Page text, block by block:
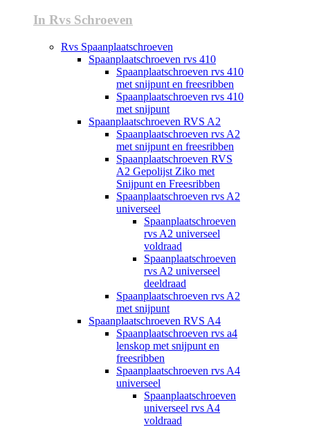
In Rvs Schroeven
Rvs Spaanplaatschroeven
Spaanplaatschroeven rvs 410
Spaanplaatschroeven rvs 410
met snijpunt en freesribben
Spaanplaatschroeven rvs 410
met snijpunt
Spaanplaatschroeven RVS A2
Spaanplaatschroeven rvs A2
met snijpunt en freesribben
Spaanplaatschroeven RVS
A2 Gepolijst Ziko met
Snijpunt en Freesribben
Spaanplaatschroeven rvs A2
universeel
Spaanplaatschroeven
rvs A2 universeel
voldraad
Spaanplaatschroeven
rvs A2 universeel
deeldraad
Spaanplaatschroeven rvs A2
met snijpunt
Spaanplaatschroeven RVS A4
Spaanplaatschroeven rvs a4
lenskop met snijpunt en
freesribben
Spaanplaatschroeven rvs A4
universeel
Spaanplaatschroeven
universeel rvs A4
voldraad